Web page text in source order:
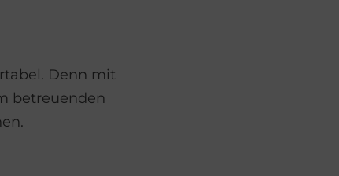
Denn mit
betreuenden